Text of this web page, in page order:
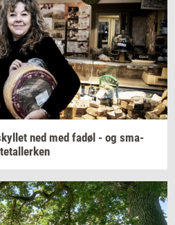
ned med fadøl - og sma­